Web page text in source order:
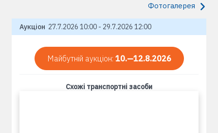
Фотогалерея
Аукціон 27.7.2026 10:00 - 29.7.2026 12:00
Майбутній аукціон: 10.—12.8.2026
Схожі транспортні засоби